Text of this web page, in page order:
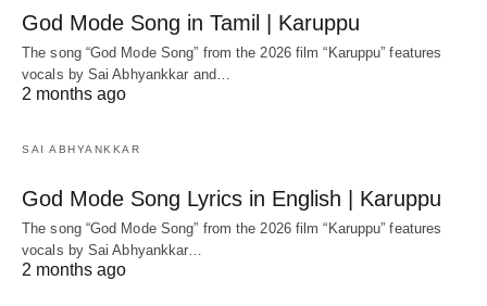
God Mode Song in Tamil | Karuppu
The song “God Mode Song” from the 2026 film “Karuppu” features
vocals by Sai Abhyankkar‬ and…
2 months ago
SAI ABHYANKKAR
God Mode Song Lyrics in English | Karuppu
The song “God Mode Song” from the 2026 film “Karuppu” features
vocals by Sai Abhyankkar‬…
2 months ago